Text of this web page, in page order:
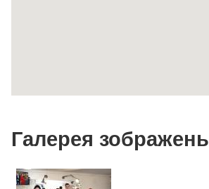
Галерея зображень